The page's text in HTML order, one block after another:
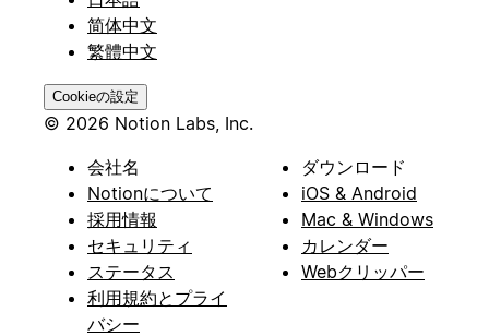
简体中文
繁體中文
Cookieの設定
© 2026 Notion Labs, Inc.
会社名
Notionについて
採用情報
セキュリティ
ステータス
利用規約とプライ
バシー
ダウンロード
iOS & Android
Mac & Windows
カレンダー
Webクリッパー